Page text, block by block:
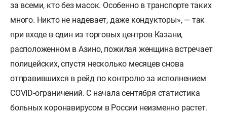
за всеми, кто без масок. Особенно в транспорте таких
много. Никто не надевает, даже кондукторы», — так
при входе в один из торговых центров Казани,
расположенном в Азино, пожилая женщина встречает
полицейских, спустя несколько месяцев снова
отправившихся в рейд по контролю за исполнением
COVID-ограничений. С начала сентября статистика
больных коронавирусом в России неизменно растет.